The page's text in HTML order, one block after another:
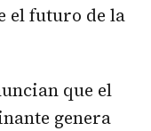
el futuro de la
que el
genera